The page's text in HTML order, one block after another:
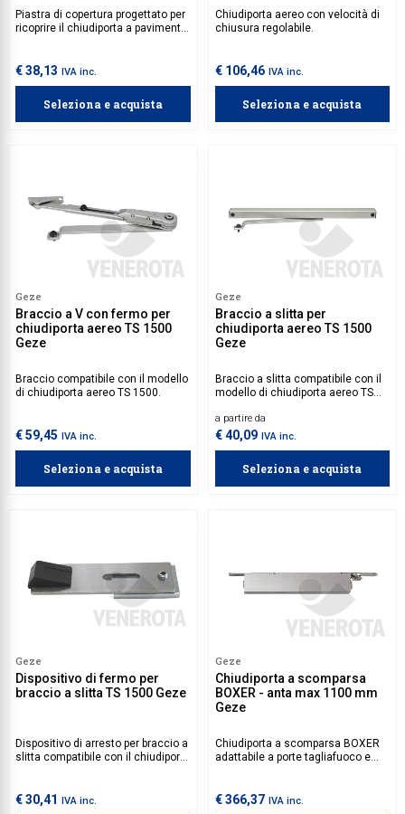
Piastra di copertura progettato per
ricoprire il chiudiporta a pavimento
€ 38,13 IVA inc.
Seleziona e acquista
Chiudiporta aereo con velocità di
chiusura regolabile.
€ 106,46 IVA inc.
Seleziona e acquista
Geze
Braccio a V con fermo per
chiudiporta aereo TS 1500
Geze
Braccio compatibile con il modello
di chiudiporta aereo TS 1500.
€ 59,45 IVA inc.
Seleziona e acquista
Geze
Braccio a slitta per
chiudiporta aereo TS 1500
Geze
Braccio a slitta compatibile con il
modello di chiudiporta aereo TS
a partire da
€ 40,09 IVA inc.
Seleziona e acquista
Geze
Dispositivo di fermo per
braccio a slitta TS 1500 Geze
Dispositivo di arresto per braccio a
slitta compatibile con il chiudiporta
€ 30,41 IVA inc.
Geze
Chiudiporta a scomparsa
BOXER - anta max 1100 mm
Geze
Chiudiporta a scomparsa BOXER
adattabile a porte tagliafuoco e
dispositivo di fermo da acquistare
separatamente.
€ 366,37 IVA inc.